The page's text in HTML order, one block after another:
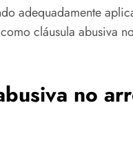
adequadamente
cláusula abusiva
no